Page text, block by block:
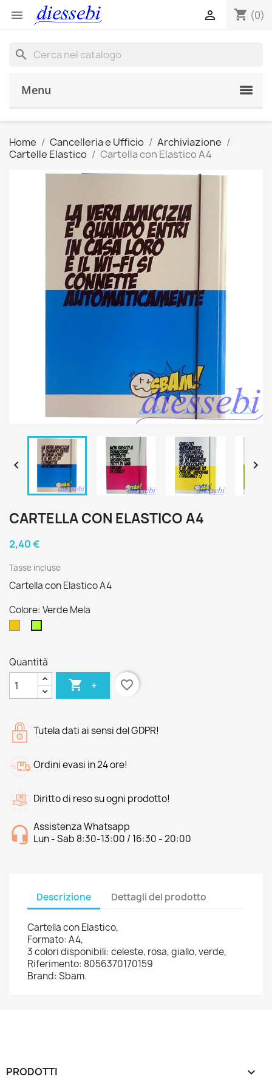
 shopping_cart (0)

search
Menu
Home Cancelleria e Ufficio
Archiviazione
Cartelle Elastico
Cartella con Elastico A4
 
CARTELLA CON ELASTICO A4
2,40 €
Tasse incluse
Cartella con Elastico A4
Colore: Verde Mela
Quantità
 + favorite_border
Tutela dati ai sensi del GDPR!
Ordini evasi in 24 ore!
Diritto di reso su ogni prodotto!
Assistenza Whatsapp
Lun - Sab 8:30-13:00 / 16:30 - 20:00
Descrizione Dettagli del prodotto
Cartella con Elastico,
Formato: A4,
3 colori disponibili: celeste, rosa, giallo, verde,
Riferimento: 8056370170159
Brand: Sbam.
PRODOTTI 